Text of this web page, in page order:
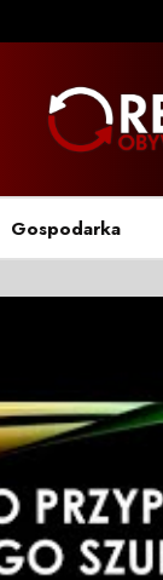
Gospodarka